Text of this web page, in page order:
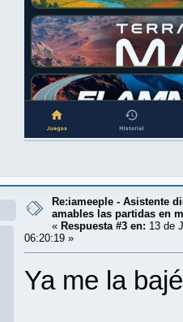
Re:iameeple - Asistente
amables las partidas en
« Respuesta #3 en: 13 de
06:20:19 »
Ya me la